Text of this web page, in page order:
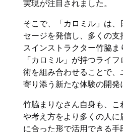
実現が注目されました。
そこで、「カロミル」は
セージを発信し、多くの
スインストラクター竹脇ま
「カロミル」が持つライ
術を組み合わせることで
寄り添う新たな体験の開発
竹脇まりなさん自身も、
や考え方をより多くの人
に合った形で活用できる